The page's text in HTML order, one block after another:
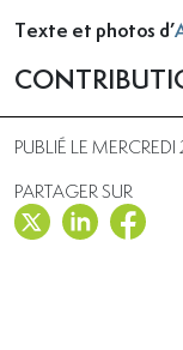
Texte et photos d’
PUBLIÉ LE
PARTAGER SUR